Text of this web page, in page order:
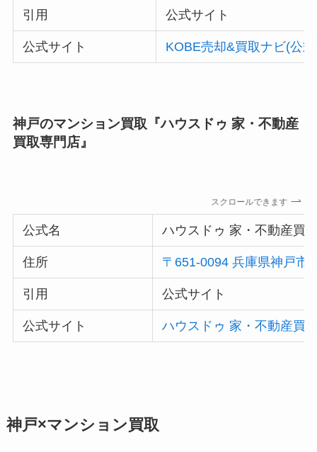
引用 公式サイト
公式サイト KOBE売却&買取ナビ(公
神戸のマンション買取『ハウスドゥ 家・不動産
買取専門店』
スクロールできます
公式名 ハウスドゥ 家・不動産買
住所 〒651-0094 兵庫県神戸市
引用 公式サイト
公式サイト ハウスドゥ 家・不動産買
神戸×マンション買取